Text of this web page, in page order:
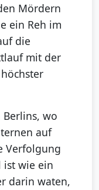
Mördern
ein Reh im
die
mit der
wo
auf
Verfolgung
ist wie ein
darin waten,